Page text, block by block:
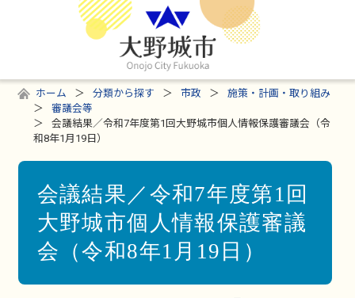
ホーム 分類から探す 市政
施策・計画・取り組み
審議会等
会議結果／令和7年度第1回大野城市個人情報保護審議会（令
和8年1月19日）
会議結果／令和7年度第1回
大野城市個人情報保護審議
会（令和8年1月19日）